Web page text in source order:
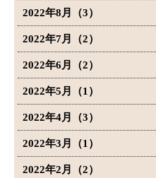
2022年8月（3）
2022年7月（2）
2022年6月（2）
2022年5月（1）
2022年4月（3）
2022年3月（1）
2022年2月（2）